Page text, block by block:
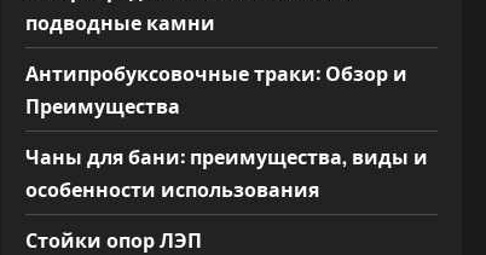
подводные камни
Антипробуксовочные траки: Обзор и
Преимущества
Чаны для бани: преимущества, виды и
особенности использования
Стойки опор ЛЭП